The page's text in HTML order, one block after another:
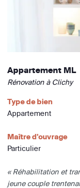
Appartement ML
Rénovation à Clichy
Type de bien
Appartement
Maître d'ouvrage
Particulier
« Réhabilitation et
jeune couple